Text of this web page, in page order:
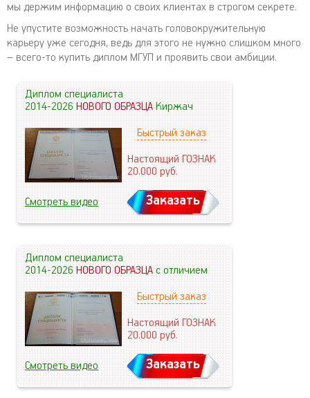
мы держим информацию о своих клиентах в строгом секрете.
Не упустите возможность начать головокружительную
карьеру уже сегодня, ведь для этого не нужно слишком много
– всего-то купить диплом МГУП и проявить свои амбиции.
Диплом специалиста
2014-2026НОВОГО ОБРАЗЦАКиржач
Быстрый заказ
Настоящий ГОЗНАК
20.000руб.
Смотреть видео Заказать
Диплом специалиста
2014-2026НОВОГО ОБРАЗЦАс отличием
Быстрый заказ
Настоящий ГОЗНАК
20.000руб.
Смотреть видео Заказать